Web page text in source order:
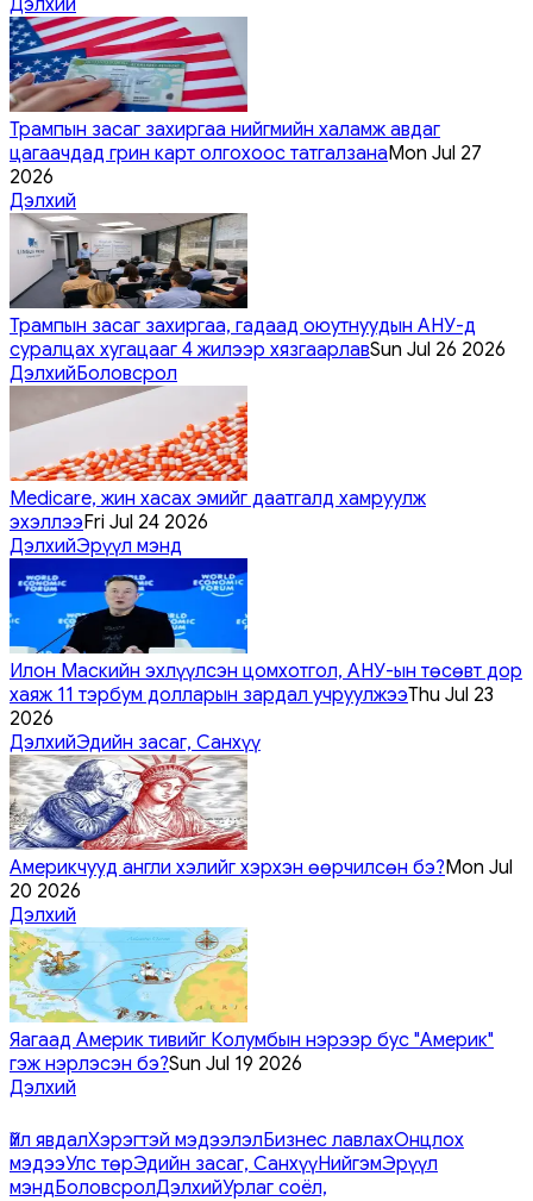
Трампын засаг захиргаа нийгмийн халамж авдаг
цагаачдад грин карт олгохоос татгалзанаMon Jul 27
2026
Дэлхий
Трампын засаг захиргаа, гадаад оюутнуудын АНУ-д
суралцах хугацааг 4 жилээр хязгаарлавSun Jul 26 2026
ДэлхийБоловсрол
Medicare, жин хасах эмийг даатгалд хамруулж
эхэллээFri Jul 24 2026
ДэлхийЭрүүл мэнд
Илон Маскийн эхлүүлсэн цомхотгол, АНУ-ын төсөвт дор
хаяж 11 тэрбум долларын зардал учруулжээThu Jul 23
2026
ДэлхийЭдийн засаг, Санхүү
Америкчууд англи хэлийг хэрхэн өөрчилсөн бэ?Mon Jul
20 2026
Дэлхий
Яагаад Америк тивийг Колумбын нэрээр бус "Америк"
гэж нэрлэсэн бэ?Sun Jul 19 2026
Дэлхий
Үйл явдалХэрэгтэй мэдээлэлБизнес лавлахОнцлох
мэдээУлс төрЭдийн засаг, СанхүүНийгэмЭрүүл
мэндБоловсролДэлхийУрлаг соёл,